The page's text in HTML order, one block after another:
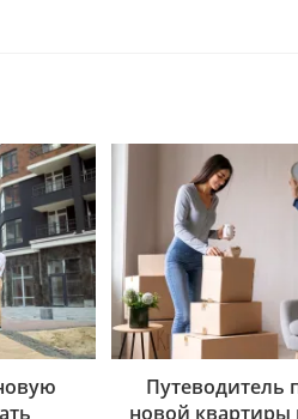
Путеводитель
новой квартиры